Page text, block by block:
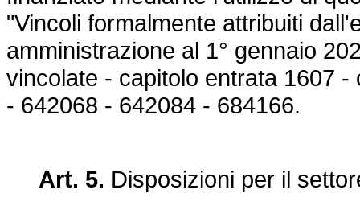
"Vincoli formalmente attribuiti
amministrazione al 1° gennaio
vincolate - capitolo entrata 1607
- 642068 - 642084 - 684166.
Art. 5. Disposizioni per il